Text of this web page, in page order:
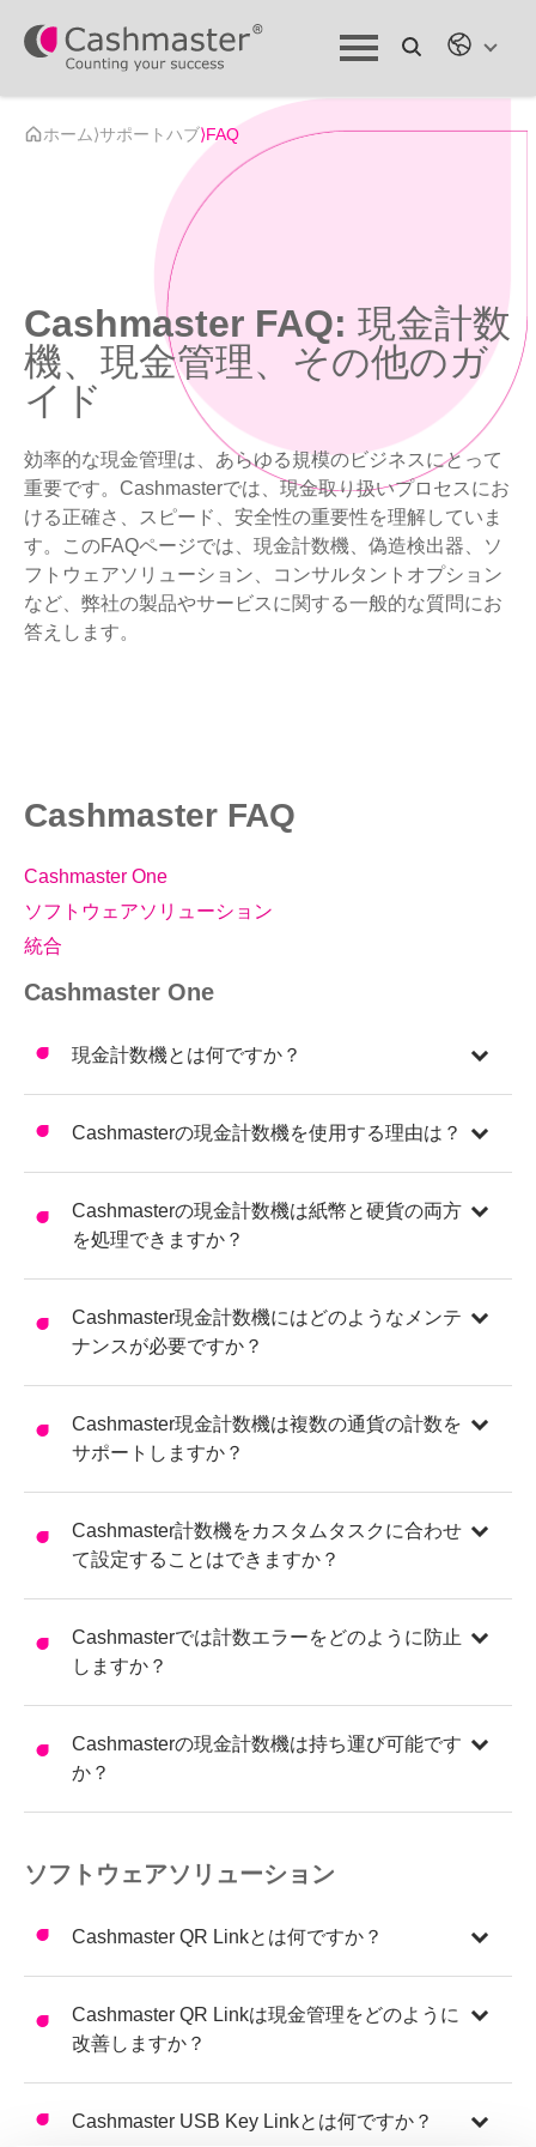
ホーム⟩サポートハブ⟩FAQ
Cashmaster FAQ: 現金計数
機、現金管理、その他のガ
イド
効率的な現金管理は、あらゆる規模のビジネスにとって
重要です。Cashmasterでは、現金取り扱いプロセスにお
ける正確さ、スピード、安全性の重要性を理解していま
す。このFAQページでは、現金計数機、偽造検出器、ソ
フトウェアソリューション、コンサルタントオプション
など、弊社の製品やサービスに関する一般的な質問にお
答えします。
Cashmaster FAQ
Cashmaster One
ソフトウェアソリューション
統合
Cashmaster One
現金計数機とは何ですか？
Cashmasterの現金計数機を使用する理由は？
Cashmasterの現金計数機は紙幣と硬貨の両方
を処理できますか？
Cashmaster現金計数機にはどのようなメンテ
ナンスが必要ですか？
Cashmaster現金計数機は複数の通貨の計数を
サポートしますか？
Cashmaster計数機をカスタムタスクに合わせ
て設定することはできますか？
Cashmasterでは計数エラーをどのように防止
しますか？
Cashmasterの現金計数機は持ち運び可能です
か？
ソフトウェアソリューション
Cashmaster QR Linkとは何ですか？
Cashmaster QR Linkは現金管理をどのように
改善しますか？
Cashmaster USB Key Linkとは何ですか？